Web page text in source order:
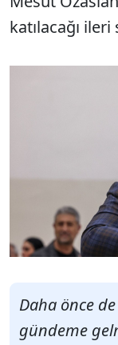
katılacağı
Daha önce
gündeme